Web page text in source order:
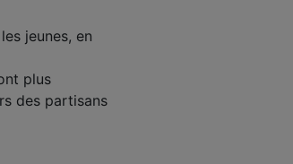
jeunes, en
plus
des partisans